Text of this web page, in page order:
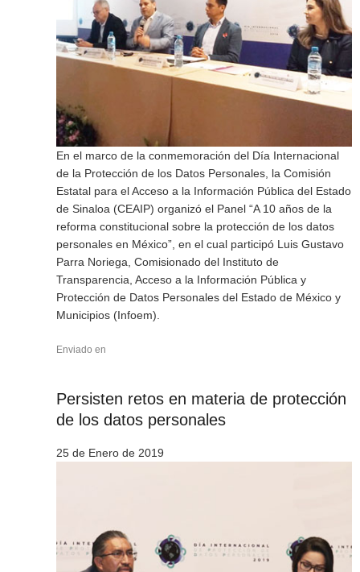
En el marco de la conmemoración del Día Internacional
de la Protección de los Datos Personales, la Comisión
Estatal para el Acceso a la Información Pública del Estado
de Sinaloa (CEAIP) organizó el Panel “A 10 años de la
reforma constitucional sobre la protección de los datos
personales en México”, en el cual participó Luis Gustavo
Parra Noriega, Comisionado del Instituto de
Transparencia, Acceso a la Información Pública y
Protección de Datos Personales del Estado de México y
Municipios (Infoem).
Enviado en
Persisten retos en materia de protección
de los datos personales
25 de Enero de 2019